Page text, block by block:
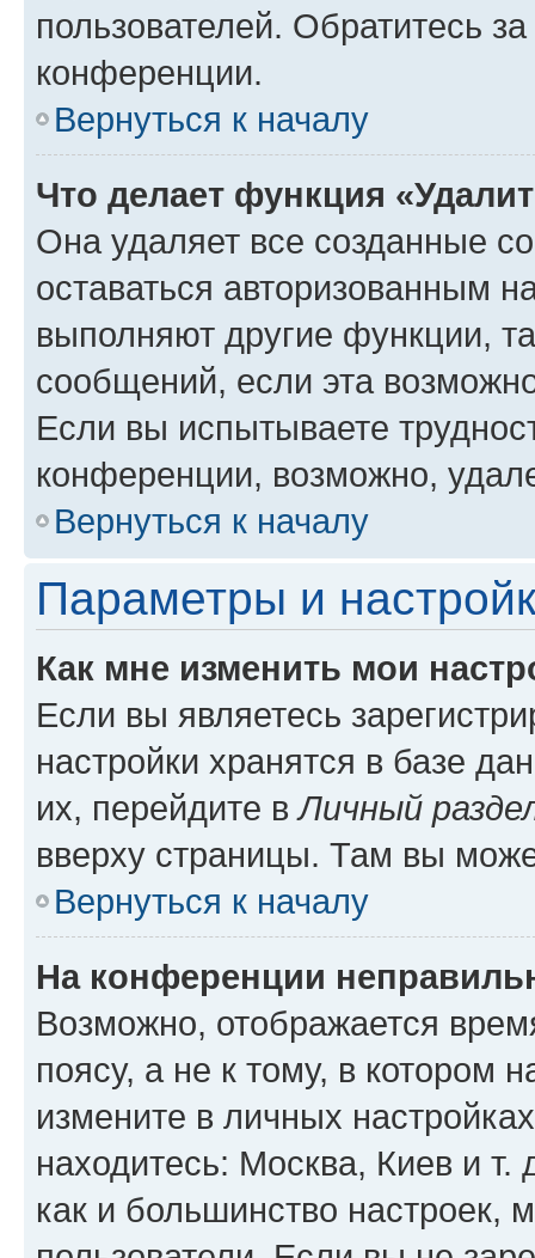
пользователей. Обратитесь
конференции.
Вернуться к началу
Что делает функция
Она удаляет все созданные
оставаться авторизованным
выполняют другие функции,
сообщений, если эта
Если вы испытываете
конференции, возможно,
Вернуться к началу
Параметры и
Как мне изменить мои
Если вы являетесь
настройки хранятся в базе
их, перейдите вЛичный
вверху страницы. Там вы
Вернуться к началу
На конференции
Возможно, отображается
поясу, а не к тому, в котором
измените в личных
находитесь: Москва, Киев и т.
как и большинство настроек,